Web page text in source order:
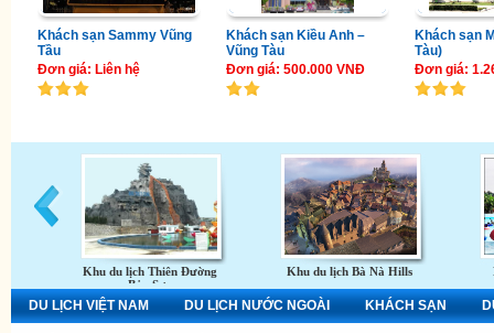
Khách sạn Sammy Vũng
Tầu
Đơn giá: Liên hệ
Khách sạn Kiều Anh –
Vũng Tàu
Đơn giá: 500.000 VNĐ
Khách sạn
Tàu)
Đơn giá:
Khu du lịch Thiên Đường
Bảo Sơn
Khu du lịch Bà Nà Hills
DU LỊCH VIỆT NAM DU LỊCH NƯỚC NGOÀI KHÁCH SẠN